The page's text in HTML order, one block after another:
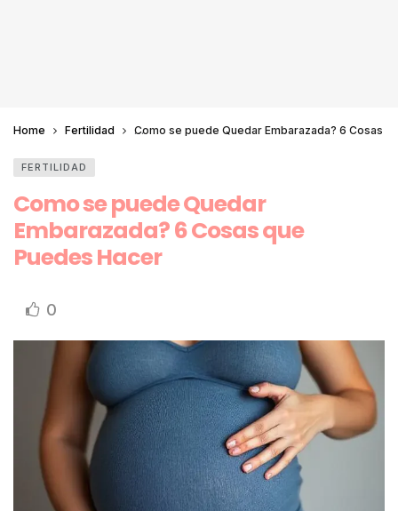
Home Fertilidad Como se puede Quedar Embarazada? 6 Cosas
FERTILIDAD
Como se puede Quedar
Embarazada? 6 Cosas que
Puedes Hacer
0